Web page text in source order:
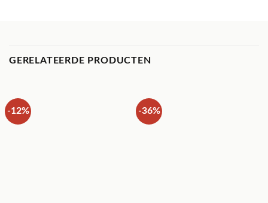
GERELATEERDE PRODUCTEN
-12% -36%